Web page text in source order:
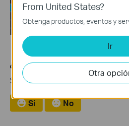
¿Es útil esta pregunta
Sus comentarios nos ayudan a
Si No
From United States?
Obtenga productos, eventos y
Ir
Otra